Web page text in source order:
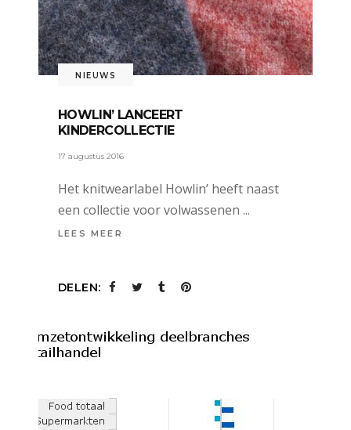
NIEUWS
HOWLIN’ LANCEERT
KINDERCOLLECTIE
17 augustus 2016
Het knitwearlabel Howlin’ heeft naast
een collectie voor volwassenen
LEES MEER
DELEN: